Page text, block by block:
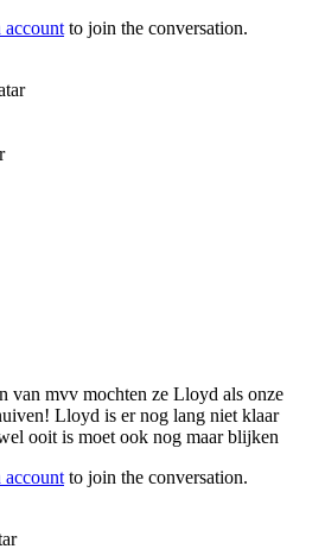
account to join the conversation.
van mvv mochten ze Lloyd als onze
Lloyd is er nog lang niet klaar
ooit is moet ook nog maar blijken
accountto join the conversation.